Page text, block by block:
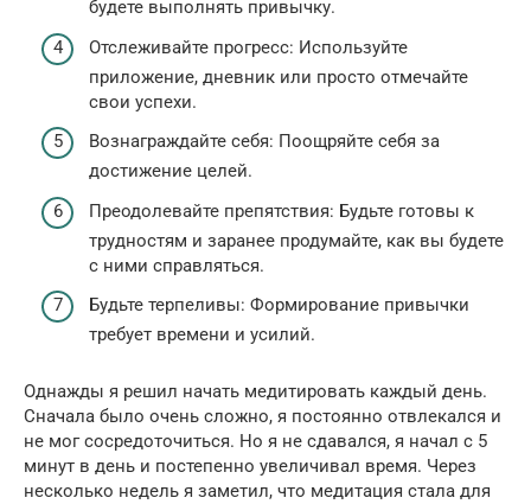
будете выполнять привычку.
Отслеживайте прогресс: Используйте
приложение, дневник или просто отмечайте
свои успехи.
Вознаграждайте себя: Поощряйте себя за
достижение целей.
Преодолевайте препятствия: Будьте готовы к
трудностям и заранее продумайте, как вы будете
с ними справляться.
Будьте терпеливы: Формирование привычки
требует времени и усилий.
Однажды я решил начать медитировать каждый день.
Сначала было очень сложно, я постоянно отвлекался и
не мог сосредоточиться. Но я не сдавался, я начал с 5
минут в день и постепенно увеличивал время. Через
несколько недель я заметил, что медитация стала для